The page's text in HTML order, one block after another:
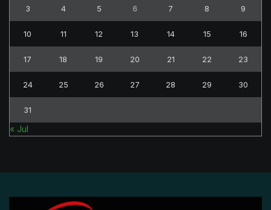
3 4 5 6 7 8 9
10 11 12 13 14 15 16
17 18 19 20 21 22 23
24 25 26 27 28 29 30
31
« Jul